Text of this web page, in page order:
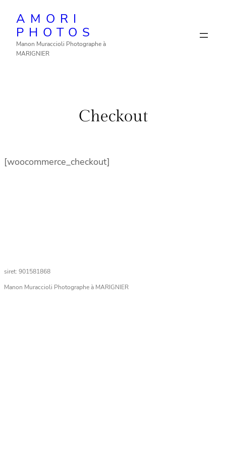
contenu
AMORI
PHOTOS
Manon Muraccioli Photographe à
MARIGNIER
Checkout
[woocommerce_checkout]
siret: 901581868
Manon Muraccioli Photographe à MARIGNIER